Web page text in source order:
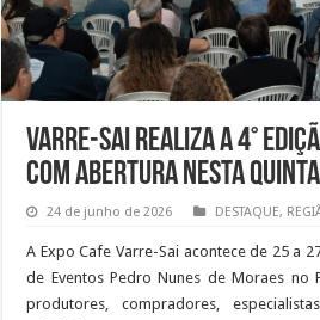
Varre-Sai realiza a 4°
com abertura nesta
24 de junho de 2026 DESTAQUE,
A Expo Cafe Varre-Sai acontece de 25 a
de Eventos Pedro Nunes de Moraes no
produtores, compradores,